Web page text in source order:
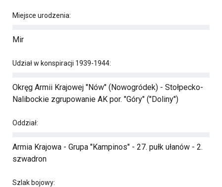
Miejsce urodzenia:
Mir
Udział w konspiracji 1939-1944:
Okręg Armii Krajowej "Nów" (Nowogródek) - Stołpecko-
Nalibockie zgrupowanie AK por. "Góry" ("Doliny")
Oddział:
Armia Krajowa - Grupa "Kampinos" - 27. pułk ułanów - 2.
szwadron
Szlak bojowy: